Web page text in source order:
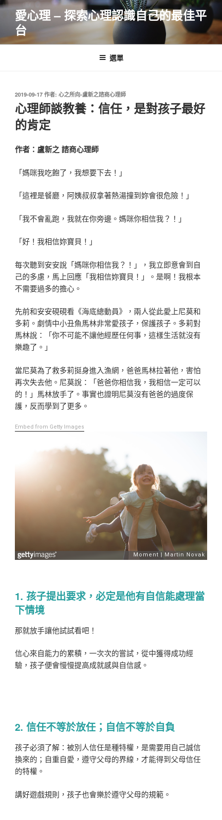
跳
要
愛心理 – 探索心理認識自己的最佳平
台
選單
發
佈
於
2019-09-17 作者: 心之所向-盧新之諮商心理師
心理師談教養：信任，是對孩子最好
的肯定
作者：盧新之 諮商心理師
「媽咪我吃飽了，我想要下去！」
「這裡是餐廳，阿姨叔叔拿著熱湯撞到妳會很危險！」
「我不會亂跑，我就在你旁邊。媽咪你相信我？！」
「好！我相信妳寶貝！」
每次聽到安安說「媽咪你相信我？！」，我立即意會到自
己的多慮，馬上回應「我相信妳寶貝！」。是啊！我根本
不需要過多的擔心。
先前和安安硯硯看《海底總動員》，兩人從此愛上尼莫和
多莉。劇情中小丑魚馬林非常愛孩子，保護孩子。多莉對
馬林說：「你不可能不讓他經歷任何事，這樣生活就沒有
樂趣了。」
當尼莫為了救多莉挺身進入漁網，爸爸馬林拉著他，害怕
再次失去他。尼莫說：「爸爸你相信我，我相信一定可以
的！」馬林放手了。事實也證明尼莫沒有爸爸的過度保
護，反而學到了更多。
Embed from Getty Images
1. 孩子提出要求，必定是他有自信能處理當
下情境
那就放手讓他試試看吧！
信心來自能力的累積，一次次的嘗試，從中獲得成功經
驗，孩子便會慢慢提高成就感與自信感。
2. 信任不等於放任；自信不等於自負
孩子必須了解：被別人信任是種特權，是需要用自己誠信
換來的；自重自愛，遵守父母的界線，才能得到父母信任
的特權。
講好遊戲規則，孩子也會樂於遵守父母的規範。